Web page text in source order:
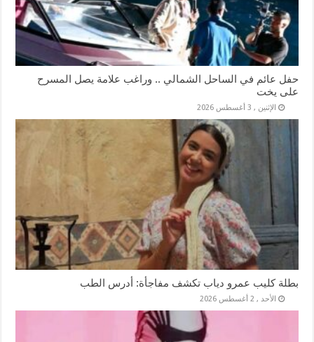
حفل عائم في الساحل الشمالي .. وراغب علامة يصل المسرح
على يخت
الإثنين , 3 أغسطس 2026
بطلة كليب عمرو دياب تكشف مفاجأة: أدرس الطب
الأحد , 2 أغسطس 2026